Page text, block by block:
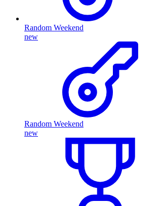
Random Weekend
new
Random Weekend
new